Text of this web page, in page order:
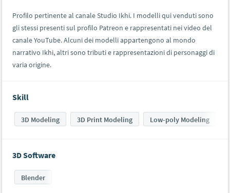
Profilo pertinente al canale Studio Ikhi. I modelli qui venduti sono
gli stessi presenti sul profilo Patreon e rappresentati nei video del
canale YouTube. Alcuni dei modelli appartengono al mondo
narrativo Ikhi, altri sono tributi e rappresentazioni di personaggi di
varia origine.
Skill
3D Modeling 3D Print Modeling Low-poly Modeling
3D Software
Blender